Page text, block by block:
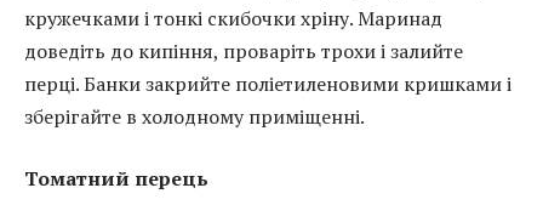
кружечками і тонкі скибочки хріну. Маринад
доведіть до кипіння, проваріть трохи і залийте
перці. Банки закрийте поліетиленовими кришками і
зберігайте в холодному приміщенні.
Томатний перець